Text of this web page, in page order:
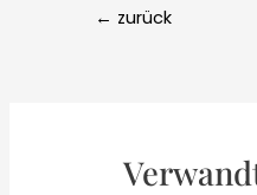
← zurück